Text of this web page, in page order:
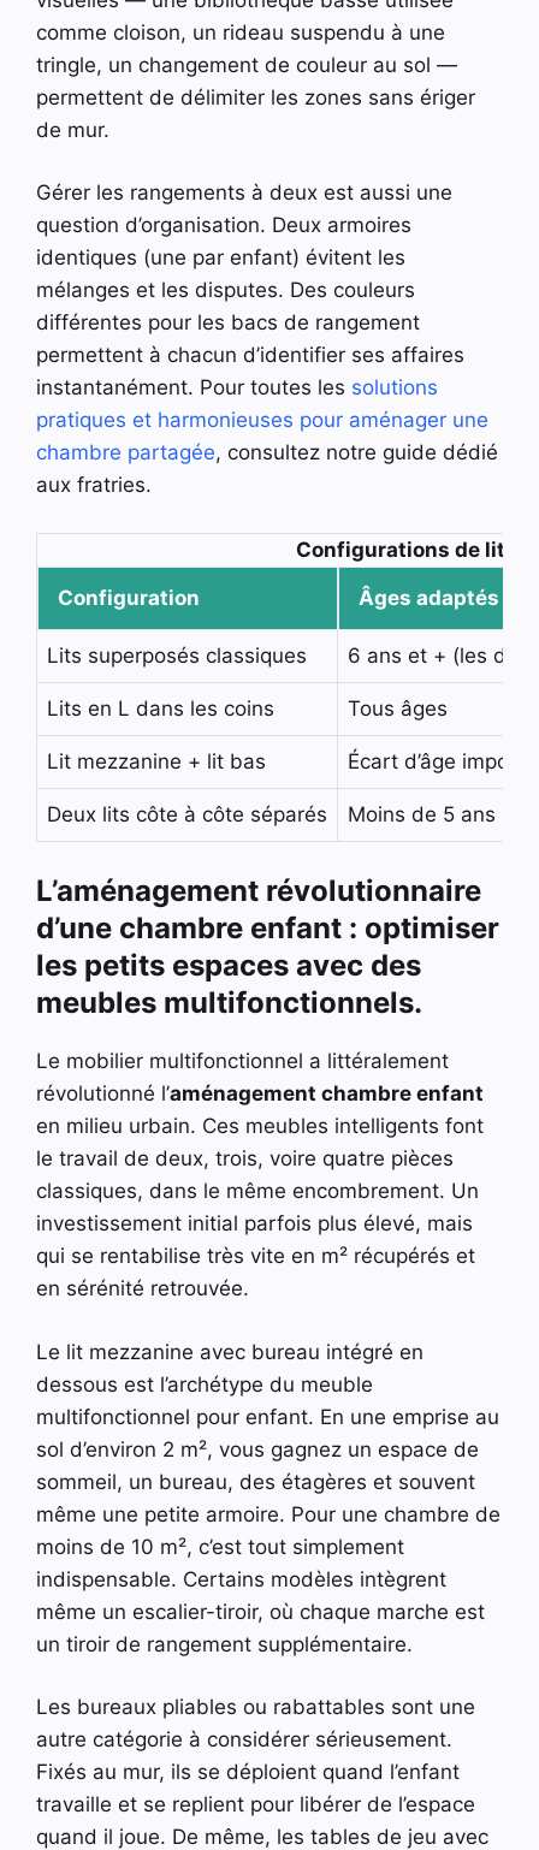
comme cloison, un rideau suspendu à une
tringle, un changement de couleur au sol —
permettent de délimiter les zones sans ériger
de mur.
Gérer les rangements à deux est aussi une
question d’organisation. Deux armoires
identiques (une par enfant) évitent les
mélanges et les disputes. Des couleurs
différentes pour les bacs de rangement
permettent à chacun d’identifier ses affaires
instantanément. Pour toutes les solutions
pratiques et harmonieuses pour aménager une
chambre partagée, consultez notre guide dédié
aux fratries.
Configurations de lits
Configuration
Âges adaptés
Lits superposés classiques 6 ans et + (les
Lits en L dans les coins Tous âges
Lit mezzanine + lit bas Écart d’âge
Deux lits côte à côte séparés Moins de 5 ans
L’aménagement révolutionnaire
d’une chambre enfant : optimiser
les petits espaces avec des
meubles multifonctionnels.
Le mobilier multifonctionnel a littéralement
révolutionné l’aménagement chambre enfant
en milieu urbain. Ces meubles intelligents font
le travail de deux, trois, voire quatre pièces
classiques, dans le même encombrement. Un
investissement initial parfois plus élevé, mais
qui se rentabilise très vite en m² récupérés et
en sérénité retrouvée.
Le lit mezzanine avec bureau intégré en
dessous est l’archétype du meuble
multifonctionnel pour enfant. En une emprise au
sol d’environ 2 m², vous gagnez un espace de
sommeil, un bureau, des étagères et souvent
même une petite armoire. Pour une chambre de
moins de 10 m², c’est tout simplement
indispensable. Certains modèles intègrent
même un escalier-tiroir, où chaque marche est
un tiroir de rangement supplémentaire.
Les bureaux pliables ou rabattables sont une
autre catégorie à considérer sérieusement.
Fixés au mur, ils se déploient quand l’enfant
travaille et se replient pour libérer de l’espace
quand il joue. De même, les tables de jeu avec